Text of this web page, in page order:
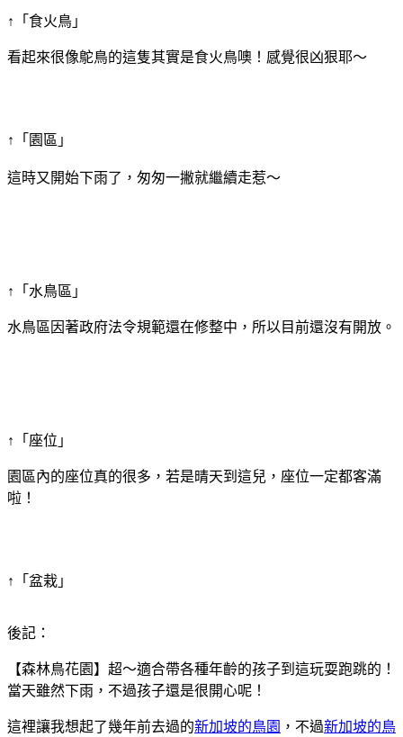
↑「食火鳥」
看起來很像鴕鳥的這隻其實是食火鳥噢！感覺很凶狠耶～
↑「園區」
這時又開始下雨了，匆匆一撇就繼續走惹～
↑「水鳥區」
水鳥區因著政府法令規範還在修整中，所以目前還沒有開放。
↑「座位」
園區內的座位真的很多，若是晴天到這兒，座位一定都客滿
啦！
↑「盆栽」
後記：
【森林鳥花園】超～適合帶各種年齡的孩子到這玩耍跑跳的！
當天雖然下雨，不過孩子還是很開心呢！
這裡讓我想起了幾年前去過的新加坡的鳥園 ，不過新加坡的鳥